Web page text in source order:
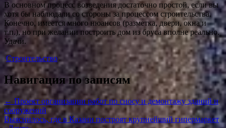
В основном процесс возведения достаточно простой, если вы
хотя бы наблюдали со стороны за процессом строительства.
Конечно, имеется много нюансов (разметка, двери, окна и
т.п.), но при желании построить дом из бруса вполне реально.
Удачи.
Строительство
Навигация по записям
← Проект организации работ по сносу и демонтажу зданий и
сооружений
Выяснилось, где в Казани построят крупнейший гипермаркет